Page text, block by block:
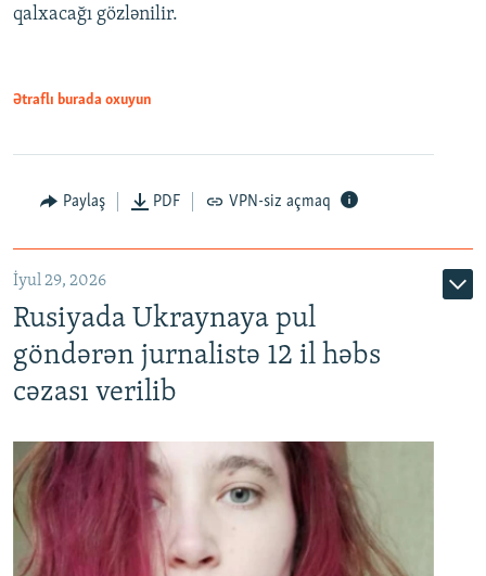
qalxacağı gözlənilir.
Ətraflı burada oxuyun
Paylaş PDF VPN-siz açmaq
İyul 29, 2026
Rusiyada Ukraynaya pul
göndərən jurnalistə 12 il həbs
cəzası verilib